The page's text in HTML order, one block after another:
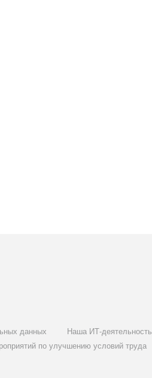
данных Наша ИТ-деятельность
по улучшению условий труда